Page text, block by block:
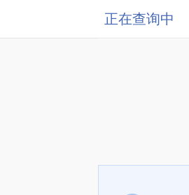
正在查询中